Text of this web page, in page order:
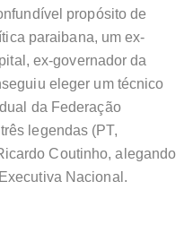
propósito de
paraibana, um ex-
ex-governador da
eleger um técnico
da Federação
legendas (PT,
Coutinho, alegando
Nacional.